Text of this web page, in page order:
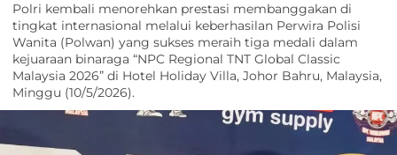
Polri kembali menorehkan prestasi membanggakan di
tingkat internasional melalui keberhasilan Perwira Polisi
Wanita (Polwan) yang sukses meraih tiga medali dalam
kejuaraan binaraga “NPC Regional TNT Global Classic
Malaysia 2026” di Hotel Holiday Villa, Johor Bahru, Malaysia,
Minggu (10/5/2026).